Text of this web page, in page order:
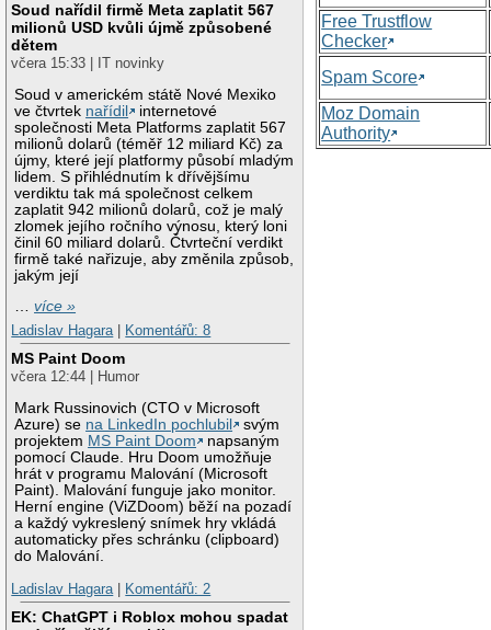
Soud nařídil firmě Meta zaplatit 567
milionů USD kvůli újmě způsobené
dětem
včera 15:33 | IT novinky
Soud v americkém státě Nové Mexiko
ve čtvrtek nařídil
internetové
společnosti Meta Platforms zaplatit 567
milionů dolarů (téměř 12 miliard Kč) za
újmy, které její platformy působí mladým
lidem. S přihlédnutím k dřívějšímu
verdiktu tak má společnost celkem
zaplatit 942 milionů dolarů, což je malý
zlomek jejího ročního výnosu, který loni
činil 60 miliard dolarů. Čtvrteční verdikt
firmě také nařizuje, aby změnila způsob,
jakým její
…více »
Ladislav Hagara
Komentářů: 8
MS Paint Doom
včera 12:44 | Humor
Mark Russinovich (CTO v Microsoft
Azure) se na LinkedIn pochlubil
svým
projektem MS Paint Doom
napsaným
pomocí Claude. Hru Doom umožňuje
hrát v programu Malování (Microsoft
Paint). Malování funguje jako monitor.
Herní engine (ViZDoom) běží na pozadí
a každý vykreslený snímek hry vkládá
automaticky přes schránku (clipboard)
do Malování.
Ladislav Hagara
Komentářů: 2
EK: ChatGPT i Roblox mohou spadat
Free Trustflow
Checker
Spam Score
Moz Domain
Authority